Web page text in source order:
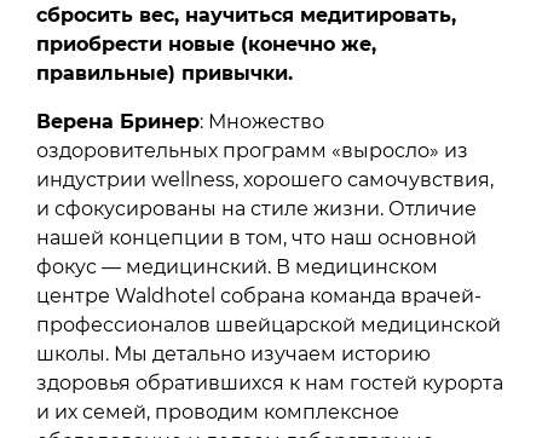
сбросить вес, научиться медитировать,
приобрести новые (конечно же,
правильные) привычки.
Верена Бринер: Множество
оздоровительных программ «выросло» из
индустрии wellness, хорошего самочувствия,
и сфокусированы на стиле жизни. Отличие
нашей концепции в том, что наш основной
фокус — медицинский. В медицинском
центре Waldhotel собрана команда врачей-
профессионалов швейцарской медицинской
школы. Мы детально изучаем историю
здоровья обратившихся к нам гостей курорта
и их семей, проводим комплексное